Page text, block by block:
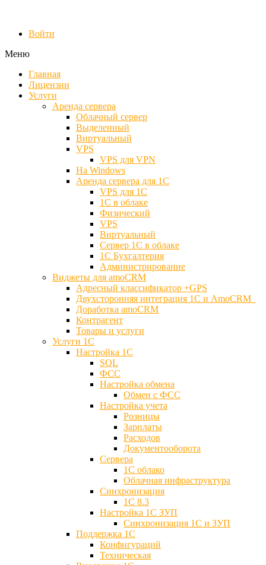
Войти
Меню
Главная
Лицензии
Услуги
Аренда сервера
Облачный сервер
Выделенный
Виртуальный
VPS
VPS для VPN
На Windows
Аренда сервера для 1С
VPS для 1С
1С в облаке
Физический
VPS
Виртуальный
Сервер 1С в облаке
1С Бухгалтерия
Администрирование
Виджеты для amoCRM
Адресный классификатор +GPS
Двухсторонняя интеграция 1С и AmoCRM
Доработка amoCRM
Контрагент
Товары и услуги
Услуги 1С
Настройка 1С
SQL
ФСС
Настройка обмена
Обмен с ФСС
Настройка учета
Розницы
Зарплаты
Расходов
Документооборота
Сервера
1С облако
Облачная инфраструктура
Синхронизация
1С 8.3
Настройка 1С ЗУП
Синхронизация 1С и ЗУП
Поддержка 1С
Конфигураций
Техническая